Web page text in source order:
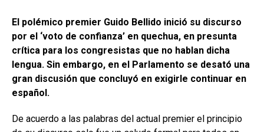
El polémico premier Guido Bellido inició su discurso
por el ‘voto de confianza’ en quechua, en presunta
crítica para los congresistas que no hablan dicha
lengua. Sin embargo, en el Parlamento se desató una
gran discusión que concluyó en exigirle continuar en
español.
De acuerdo a las palabras del actual premier el principio